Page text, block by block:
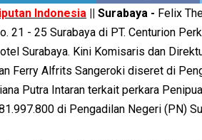
Indonesia || Surabaya - Felix
21 - 25 Surabaya di PT. Centurion
Surabaya. Kini Komisaris dan
Ferry Alfrits Sangeroki diseret di
Putra Intaran terkait perkara
di Pengadilan Negeri (PN)